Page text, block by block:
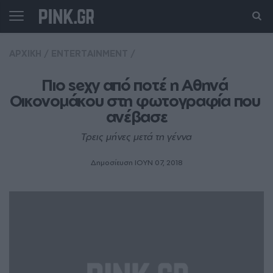
Πιο seχy από ποτέ η Αθηνά
Οικονομάκου στη φωτογραφία που
ανέβασε
Τρεις μήνες μετά τη γέννα
Δημοσίευση ΙΟΥΝ 07, 2018